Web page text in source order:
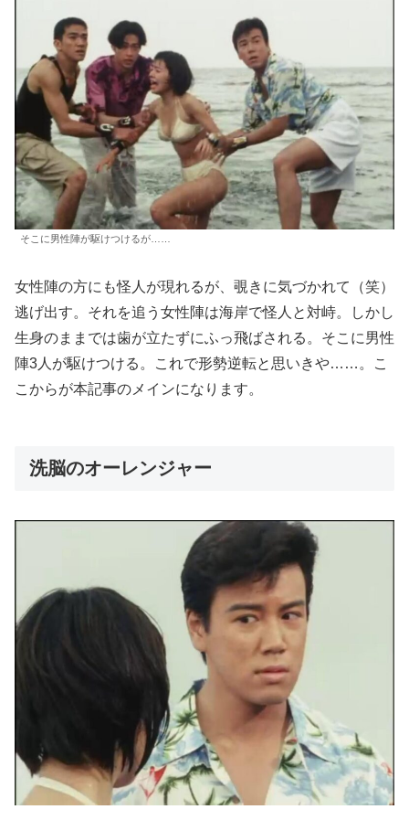
そこに男性陣が駆けつけるが……
女性陣の方にも怪人が現れるが、覗きに気づかれて（笑）
逃げ出す。それを追う女性陣は海岸で怪人と対峙。しかし
生身のままでは歯が立たずにふっ飛ばされる。そこに男性
陣3人が駆けつける。これで形勢逆転と思いきや……。こ
こからが本記事のメインになります。
洗脳のオーレンジャー